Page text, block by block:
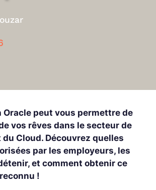
peut vous permettre de
vos rêves dans le secteur de
Cloud. Découvrez quelles
par les employeurs, les
et comment obtenir ce
!